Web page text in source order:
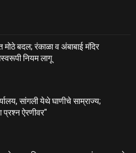
मोठे बदल; रंकाळा व अंबाबाई मंदिर
नियम लागू
सांगली येथे घाणीचे साम्राज्य;
प्रश्न ऐरणीवर"